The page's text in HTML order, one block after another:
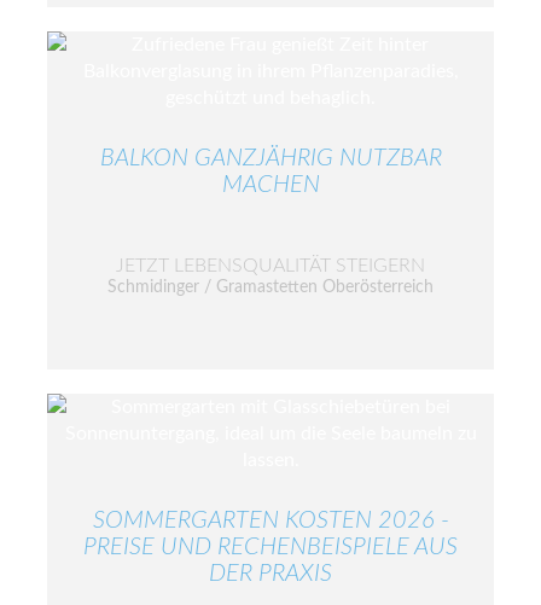
BALKON GANZJÄHRIG NUTZBAR
MACHEN
JETZT LEBENSQUALITÄT STEIGERN
Schmidinger / Gramastetten Oberösterreich
SOMMERGARTEN KOSTEN 2026 -
PREISE UND RECHENBEISPIELE AUS
DER PRAXIS